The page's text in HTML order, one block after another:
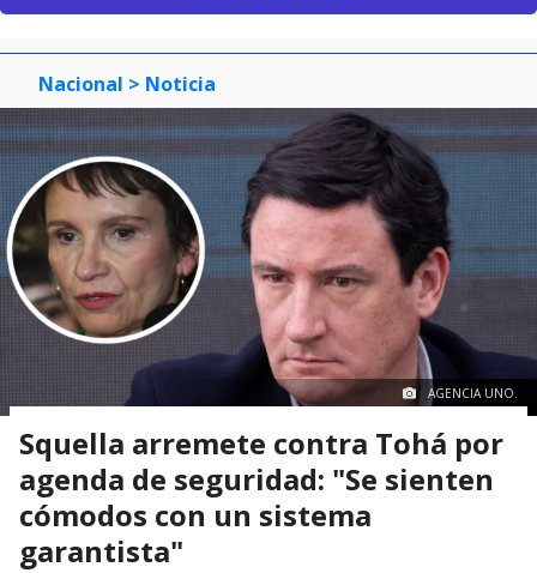
Nacional > Noticia
AGENCIA UNO.
Squella arremete contra Tohá por
agenda de seguridad: "Se sienten
cómodos con un sistema
garantista"